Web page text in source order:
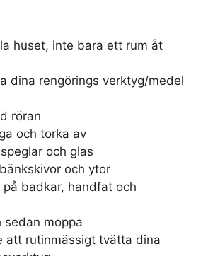
huset, inte bara ett rum åt
dina rengörings verktyg/medel
röran
och torka av
och glas
och ytor
på badkar, handfat och
sedan moppa
att rutinmässigt tvätta dina